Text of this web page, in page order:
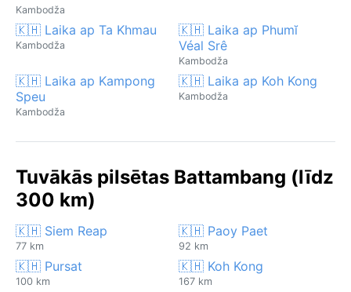
Kambodža
🇰🇭 Laika ap Ta Khmau
Kambodža
🇰🇭 Laika ap Phumĭ
Véal Srê
Kambodža
🇰🇭 Laika ap Kampong
Speu
Kambodža
🇰🇭 Laika ap Koh Kong
Kambodža
Tuvākās pilsētas Battambang (līdz
300 km)
🇰🇭 Siem Reap
77 km
🇰🇭 Paoy Paet
92 km
🇰🇭 Pursat
100 km
🇰🇭 Koh Kong
167 km